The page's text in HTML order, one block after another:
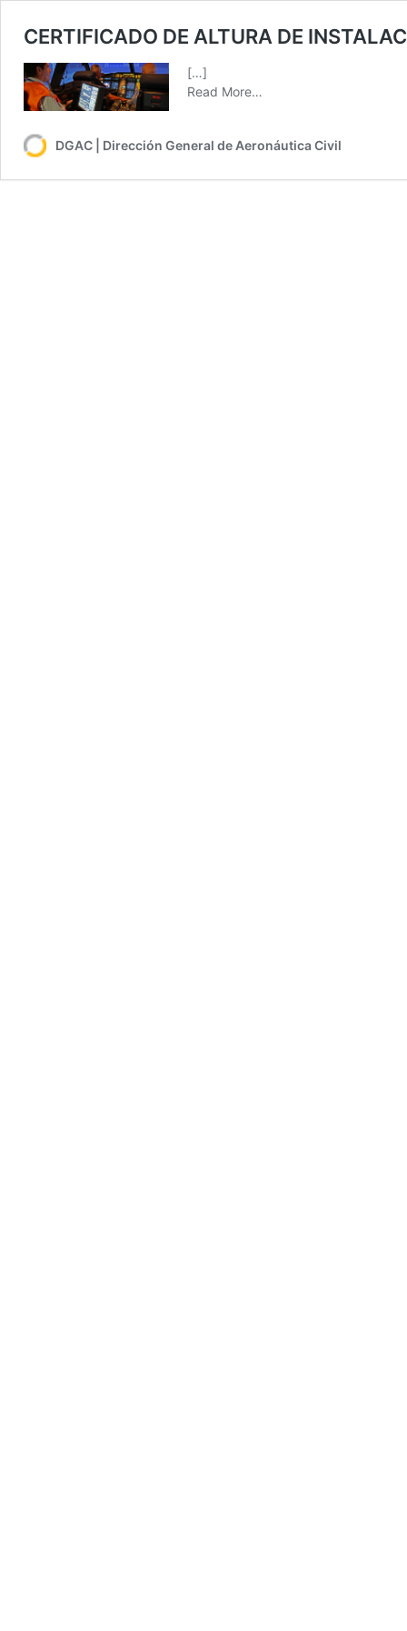
CERTIFICADO DE ALTURA DE
[…]
Read More…
DGAC | Dirección General de Aeronáutica Civil